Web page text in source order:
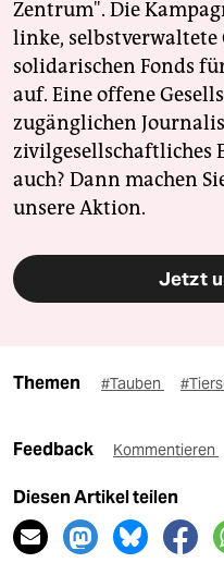
Zentrum". Die
linke,
solidarischen Fonds
auf. Eine offene
zugänglichen
zivilgesellschaftliches
auch? Dann machen
unsere Aktion.
Jetzt
Themen #Tauben
Feedback Kommentieren
Diesen Artikel teilen